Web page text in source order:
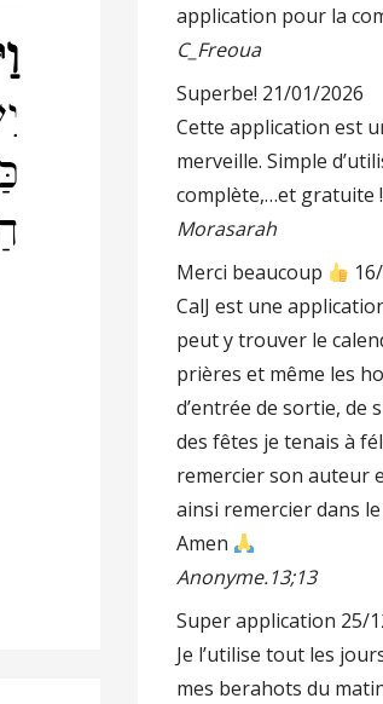
application pour la
C_Freoua
Superbe! 21/01/2026
Cette application est
merveille. Simple
complète,…et gratuite
Morasarah
Merci beaucoup
CalJ est une
peut y trouver le
prières et même les
d’entrée de sortie, de
des fêtes je tenais à
remercier son auteur
ainsi remercier dans
Amen
Anonyme.13;13
Super application 25/
Je l’utilise tout les
mes berahots du